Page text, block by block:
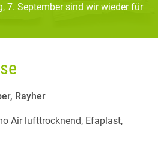
7. September sind wir wieder für
Rayher
Air lufttrocknend, Efaplast,